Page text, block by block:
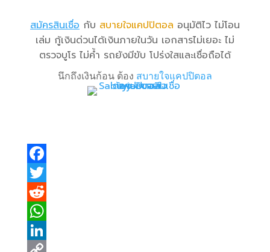
สมัครสินเชื่อกับ สบายใจแคปปิตอล อนุมัติไว ไม่โอน
เล่ม กู้เงินด่วนได้เงินภายในวัน เอกสารไม่เยอะ ไม่
ตรวจบูโร ไม่ค้ำ รถยังมีขับ โปร่งใสและเชื่อถือได้
นึกถึงเงินก้อน ต้อง สบายใจแคปปิตอล
F
a
c
e
T
w
R
eW